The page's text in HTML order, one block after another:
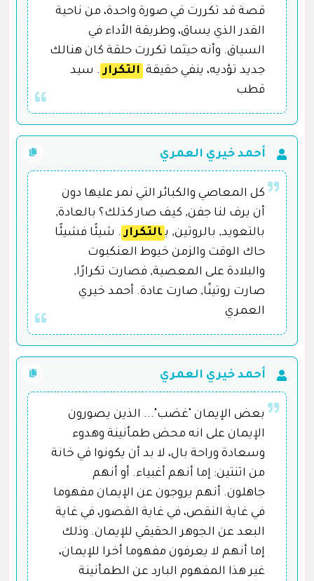
قصة قد تكررت في صورة واحدة، من ناحية
القدر الذي يساق، وطريقة الأداء في
السياق. وأنه حيثما تكررت حلقة كان هنالك
جديد تؤديه، ينفي حقيقة التكرار . سيد
قطب
أحمد خيري العمري
كل المعاصي والكبائر التي نمر عليها دون
أن يرف لنا جفن, كيف صار كذلك؟ بالعادة,
بالتعويد, بالروتين, ب التكرار . شيئًا فشيئًا
حاك الوقت والزمن خيوط العنكبوت
والبلادة على المعصية, فصارت تكرارًا,
صارت روتينًا, صارت عادة. أحمد خيري
العمري
أحمد خيري العمري
بعض الإيمان "غضب"... الذين يصورون
الإيمان على انه محض طمأنينة وهدوء
وسعادة وراحة بال، لا بد أن يكونوا في خانة
من اثنتين: إما أنهم أغبياء. أو أنهم
جاهلون. أنهم يروجون عن الإيمان مفهوما
في غاية النقص، في غاية القصور، في غاية
البعد عن الجوهر الحقيقي للإيمان. وذلك
إما أنهم لا يعرفون مفهوما أخرا للإيمان،
غير هذا المفهوم البارد عن الطمأنينة